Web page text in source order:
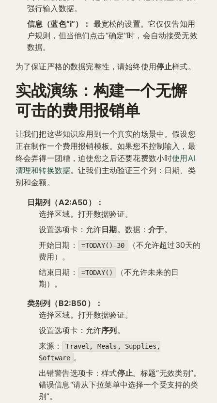
强行输入数据。
信息（蓝色“i”）： 最宽松的设置。它仅仅告知用
户规则，但当他们点击“确定”时，会自动接受无效
数据。
为了保证严格的数据完整性，请始终使用停止样式。
实战演练：构建一个无懈
可击的费用报销单
让我们把这些知识应用到一个真实的场景中。假设您
正在制作一个费用报销模板。如果您不控制输入，最
终会弄得一团糟，迫使您之后还要花费数小时使用AI
清理和转换数据。让我们主动验证三个列：日期、类
别和金额。
日期列（A2:A50）：
选择区域。打开数据验证。
设置选项卡：允许日期。数据：介于。
开始日期：
=TODAY()-30
（不允许超过30天的
费用）。
结束日期：
=TODAY()
（不允许未来的日
期）。
类别列（B2:B50）：
选择区域。打开数据验证。
设置选项卡：允许序列 。
来源：
Travel, Meals, Supplies,
Software 。
出错警告选项卡：样式停止。标题“无效类别”。
错误信息“请从下拉菜单中选择一个受支持的类
别”。